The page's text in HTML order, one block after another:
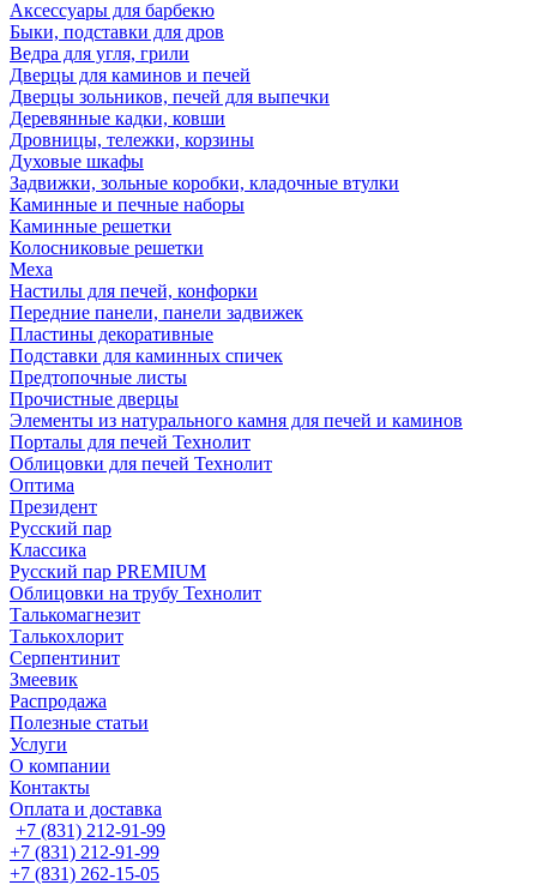
Аксессуары для барбекю
Быки, подставки для дров
Ведра для угля, грили
Дверцы для каминов и печей
Дверцы зольников, печей для выпечки
Деревянные кадки, ковши
Дровницы, тележки, корзины
Духовые шкафы
Задвижки, зольные коробки, кладочные втулки
Каминные и печные наборы
Каминные решетки
Колосниковые решетки
Меха
Настилы для печей, конфорки
Передние панели, панели задвижек
Пластины декоративные
Подставки для каминных спичек
Предтопочные листы
Прочистные дверцы
Элементы из натурального камня для печей и каминов
Порталы для печей Технолит
Облицовки для печей Технолит
Оптима
Президент
Русский пар
Классика
Русский пар PREMIUM
Облицовки на трубу Технолит
Талькомагнезит
Талькохлорит
Серпентинит
Змеевик
Распродажа
Полезные статьи
Услуги
О компании
Контакты
Оплата и доставка
+7 (831) 212-91-99
+7 (831) 212-91-99
+7 (831) 262-15-05